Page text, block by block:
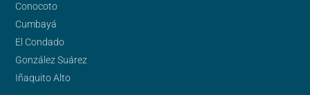
Conocoto
Cumbayá
El Condado
González Suárez
Iñaquito Alto